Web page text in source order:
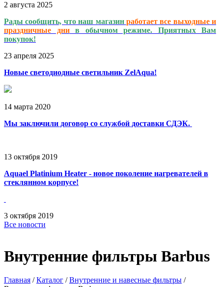
2 августа 2025
Рады сообщить, что наш магазин работает все выходные и
праздничные днив обычном режиме. Приятных Вам
покупок!
23 апреля 2025
Новые светодиодные светильник ZelAqua!
14 марта 2020
Мы заключили договор со службой доставки СДЭК.
13 октября 2019
Aquael Platinium Heater - новое поколение нагревателей в
стеклянном корпусе!
3 октября 2019
Все новости
Внутренние фильтры Barbus
Главная /Каталог /Внутренние и навесные фильтры /